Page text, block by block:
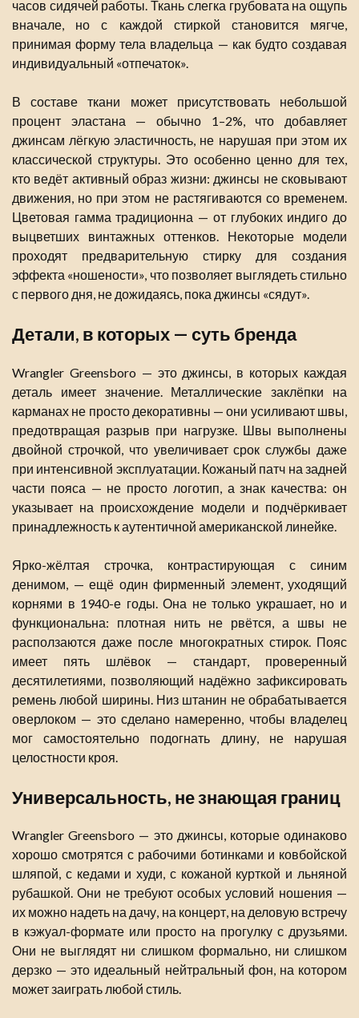
часов сидячей работы. Ткань слегка грубовата на ощупь
вначале, но с каждой стиркой становится мягче,
принимая форму тела владельца — как будто создавая
индивидуальный «отпечаток».
В составе ткани может присутствовать небольшой
процент эластана — обычно 1–2%, что добавляет
джинсам лёгкую эластичность, не нарушая при этом их
классической структуры. Это особенно ценно для тех,
кто ведёт активный образ жизни: джинсы не сковывают
движения, но при этом не растягиваются со временем.
Цветовая гамма традиционна — от глубоких индиго до
выцветших винтажных оттенков. Некоторые модели
проходят предварительную стирку для создания
эффекта «ношености», что позволяет выглядеть стильно
с первого дня, не дожидаясь, пока джинсы «сядут».
Детали, в которых — суть бренда
Wrangler Greensboro — это джинсы, в которых каждая
деталь имеет значение. Металлические заклёпки на
карманах не просто декоративны — они усиливают швы,
предотвращая разрыв при нагрузке. Швы выполнены
двойной строчкой, что увеличивает срок службы даже
при интенсивной эксплуатации. Кожаный патч на задней
части пояса — не просто логотип, а знак качества: он
указывает на происхождение модели и подчёркивает
принадлежность к аутентичной американской линейке.
Ярко-жёлтая строчка, контрастирующая с синим
денимом, — ещё один фирменный элемент, уходящий
корнями в 1940-е годы. Она не только украшает, но и
функциональна: плотная нить не рвётся, а швы не
расползаются даже после многократных стирок. Пояс
имеет пять шлёвок — стандарт, проверенный
десятилетиями, позволяющий надёжно зафиксировать
ремень любой ширины. Низ штанин не обрабатывается
оверлоком — это сделано намеренно, чтобы владелец
мог самостоятельно подогнать длину, не нарушая
целостности кроя.
Универсальность, не знающая границ
Wrangler Greensboro — это джинсы, которые одинаково
хорошо смотрятся с рабочими ботинками и ковбойской
шляпой, с кедами и худи, с кожаной курткой и льняной
рубашкой. Они не требуют особых условий ношения —
их можно надеть на дачу, на концерт, на деловую встречу
в кэжуал-формате или просто на прогулку с друзьями.
Они не выглядят ни слишком формально, ни слишком
дерзко — это идеальный нейтральный фон, на котором
может заиграть любой стиль.